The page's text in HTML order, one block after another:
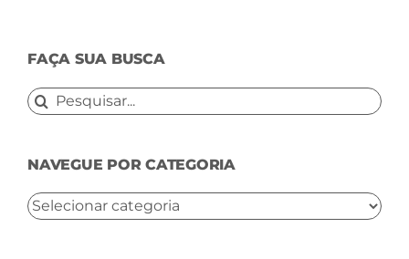
FAÇA SUA BUSCA
Buscar
NAVEGUE POR CATEGORIA
NAVEGUE